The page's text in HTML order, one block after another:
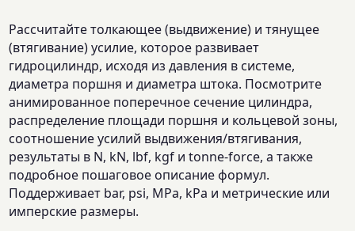
Рассчитайте толкающее (выдвижение) и тянущее
(втягивание) усилие, которое развивает
гидроцилиндр, исходя из давления в системе,
диаметра поршня и диаметра штока. Посмотрите
анимированное поперечное сечение цилиндра,
распределение площади поршня и кольцевой зоны,
соотношение усилий выдвижения/втягивания,
результаты в N, kN, lbf, kgf и tonne-force, а также
подробное пошаговое описание формул.
Поддерживает bar, psi, MPa, kPa и метрические или
имперские размеры.